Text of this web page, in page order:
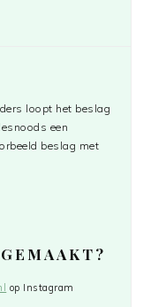
loopt het beslag
een
beslag met
op Instagram